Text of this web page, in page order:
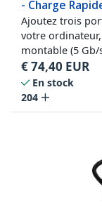
- Charge
Ajoutez trois
votre ordinateur,
montable (5 Gb/
€74,40 EUR
En stock
204